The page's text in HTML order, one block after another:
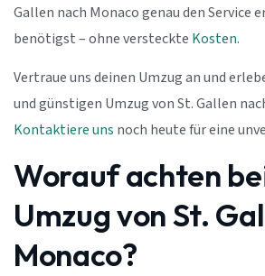
Gallen nach Monaco genau den Service
benötigst – ohne versteckte Kosten.
Vertraue uns deinen Umzug an und
und günstigen Umzug von St. Gallen
Kontaktiere uns noch heute für eine
Worauf achten
Umzug von St.
Monaco?